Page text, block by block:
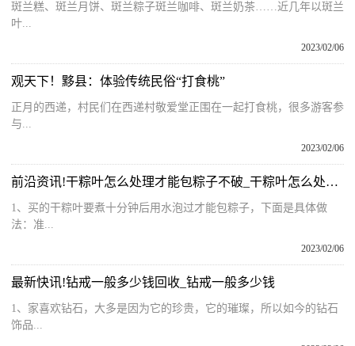
斑兰糕、斑兰月饼、斑兰粽子斑兰咖啡、斑兰奶茶……近几年以斑兰
叶...
2023/02/06
观天下！黟县：体验传统民俗“打食桃”
正月的西递，村民们在西递村敬爱堂正围在一起打食桃，很多游客参
与...
2023/02/06
前沿资讯!干粽叶怎么处理才能包粽子不破_干粽叶怎么处理才能包粽子
1、买的干粽叶要煮十分钟后用水泡过才能包粽子，下面是具体做
法：准...
2023/02/06
最新快讯!钻戒一般多少钱回收_钻戒一般多少钱
1、家喜欢钻石，大多是因为它的珍贵，它的璀璨，所以如今的钻石
饰品...